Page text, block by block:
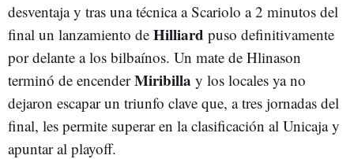
desventaja y tras una técnica a Scariolo a 2 minutos del
final un lanzamiento de Hilliard puso definitivamente
por delante a los bilbaínos. Un mate de Hlinason
terminó de encenderMiribilla y los locales ya no
dejaron escapar un triunfo clave que, a tres jornadas del
final, les permite superar en la clasificación al Unicaja y
apuntar al playoff.